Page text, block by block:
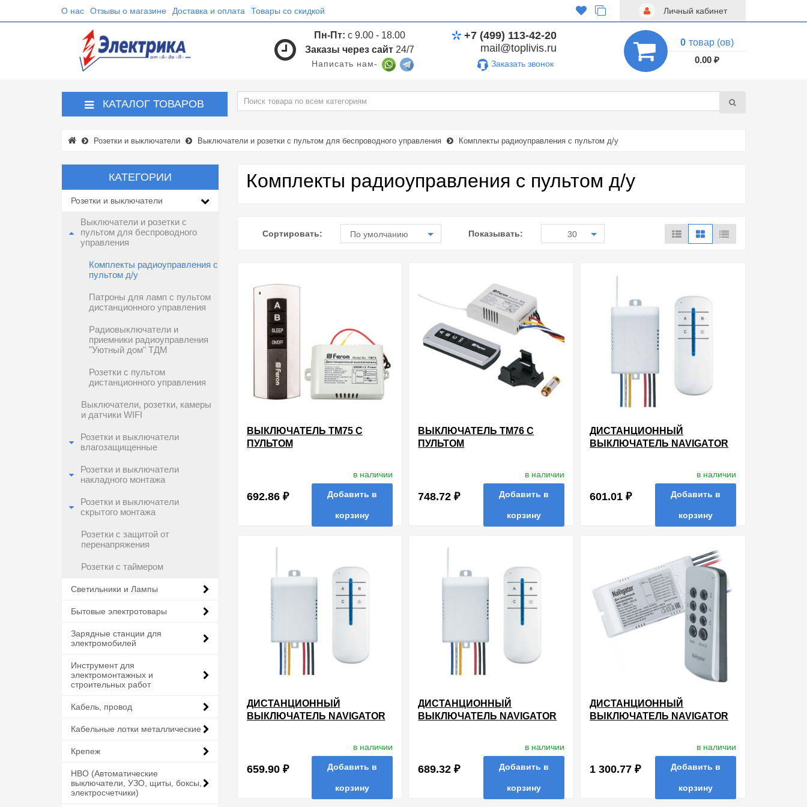
О нас Отзывы о магазине Доставка и оплата Товары со скидкой Личный кабинет
Пн-Пт: с 9.00 - 18.00
Заказы через сайт 24/7
Написать нам-
+7 (499) 113-42-20
mail@toplivis.ru
Заказать звонок
0 товар (ов)
0.00 ₽
КАТАЛОГ ТОВАРОВ
Розетки и выключатели Выключатели и розетки с пультом для беспроводного управления Комплекты радиоуправления с пультом д/у
КАТЕГОРИИ
Розетки и выключатели
Выключатели и розетки с
пультом для беспроводного
управления
Комплекты радиоуправления с
пультом д/у
Патроны для ламп с пультом
дистанционного управления
Радиовыключатели и
приемники радиоуправления
"Уютный дом" ТДМ
Розетки с пультом
дистанционного управления
Выключатели, розетки, камеры
и датчики WIFI
Розетки и выключатели
влагозащищенные
Розетки и выключатели
накладного монтажа
Розетки и выключатели
скрытого монтажа
Розетки с защитой от
перенапряжения
Розетки с таймером
Светильники и Лампы
Бытовые электротовары
Зарядные станции для
электромобилей
Инструмент для
электромонтажных и
строительных работ
Кабель, провод
Кабельные лотки металлические
Крепеж
НВО (Автоматические
выключатели, УЗО, щиты, боксы,
электросчетчики)
Комплекты радиоуправления с пультом д/у
Сортировать: По умолчанию Показывать: 30
ВЫКЛЮЧАТЕЛЬ TM75 С
ПУЛЬТОМ
ЧЕРНОЕ СЕРЕБРО FERON
692.86 ₽
в наличии
Добавить в
корзину
сравнить купить в 1 клик
ВЫКЛЮЧАТЕЛЬ TM76 С
ПУЛЬТОМ
ЧЕРНОЕ СЕРЕБРО FERON
748.72 ₽
в наличии
Добавить в
корзину
ДИСТАНЦИОННЫЙ
ВЫКЛЮЧАТЕЛЬ NAVIGATOR
КАНАЛА 2Х1000 ВТ
601.01 ₽
в наличии
Добавить в
корзину
сравнить купить в 1 клик
ДИСТАНЦИОННЫЙ
ВЫКЛЮЧАТЕЛЬ NAVIGATOR
КАНАЛА 3Х1000 ВТ
659.90 ₽
в наличии
Добавить в
корзину
сравнить купить в 1 клик
ДИСТАНЦИОННЫЙ
ВЫКЛЮЧАТЕЛЬ NAVIGATOR
КАНАЛА 4Х1000 ВТ
689.32 ₽
в наличии
Добавить в
корзину
сравнить купить в 1 клик
ДИСТАНЦИОННЫЙ
ВЫКЛЮЧАТЕЛЬ NAVIGATOR
КАНАЛОВ 6Х1000 ВТ
1 300.77 ₽
в наличии
Добавить в
корзину
сравнить купить в 1 клик